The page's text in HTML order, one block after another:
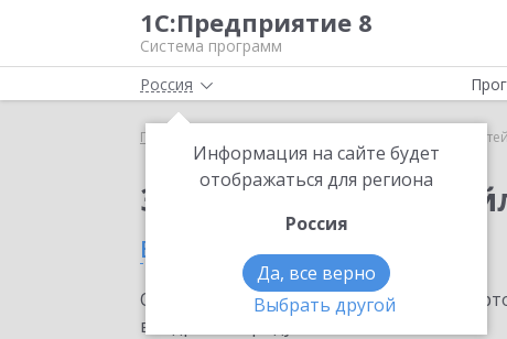
1С:Предприятие 8
Система программ
Россия
Информация на сайте будет
отображаться для региона
Россия
Да, все верно
Выбрать другой
Главная Старт
Заказать Старт
в Калужской области
Ознакомьтесь с информационными
внедрение продукта.